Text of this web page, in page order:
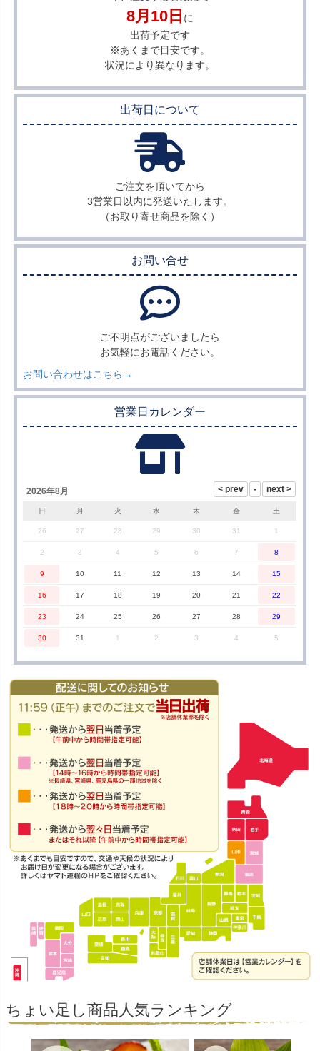
8月10日 に
出荷予定です
※あくまで目安です。
状況により異なります。
出荷日について
ご注文を頂いてから
3営業日以内に発送いたします。
（お取り寄せ商品を除く）
お問い合せ
ご不明点がございましたら
お気軽にお電話ください。
お問い合わせはこちら→
営業日カレンダー
2026年8月
日 月 火 水 木 金 土
26 27 28 29 30 31 1
2 3 4 5 6 7 8
9 10 11 12 13 14 15
16 17 18 19 20 21 22
23 24 25 26 27 28 29
30 31 1 2 3 4 5
ちょい足し商品人気ランキング